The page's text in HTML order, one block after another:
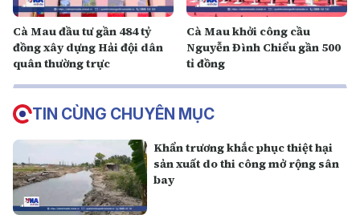
Cà Mau đầu tư gần 484 tỷ
đồng xây dựng Hải đội dân
quân thường trực
Cà Mau khởi công cầu
Nguyễn Đình Chiểu gần 500
tỉ đồng
TIN CÙNG CHUYÊN MỤC
Khẩn trương khắc phục thiệt hại
sản xuất do thi công mở rộng sân
bay